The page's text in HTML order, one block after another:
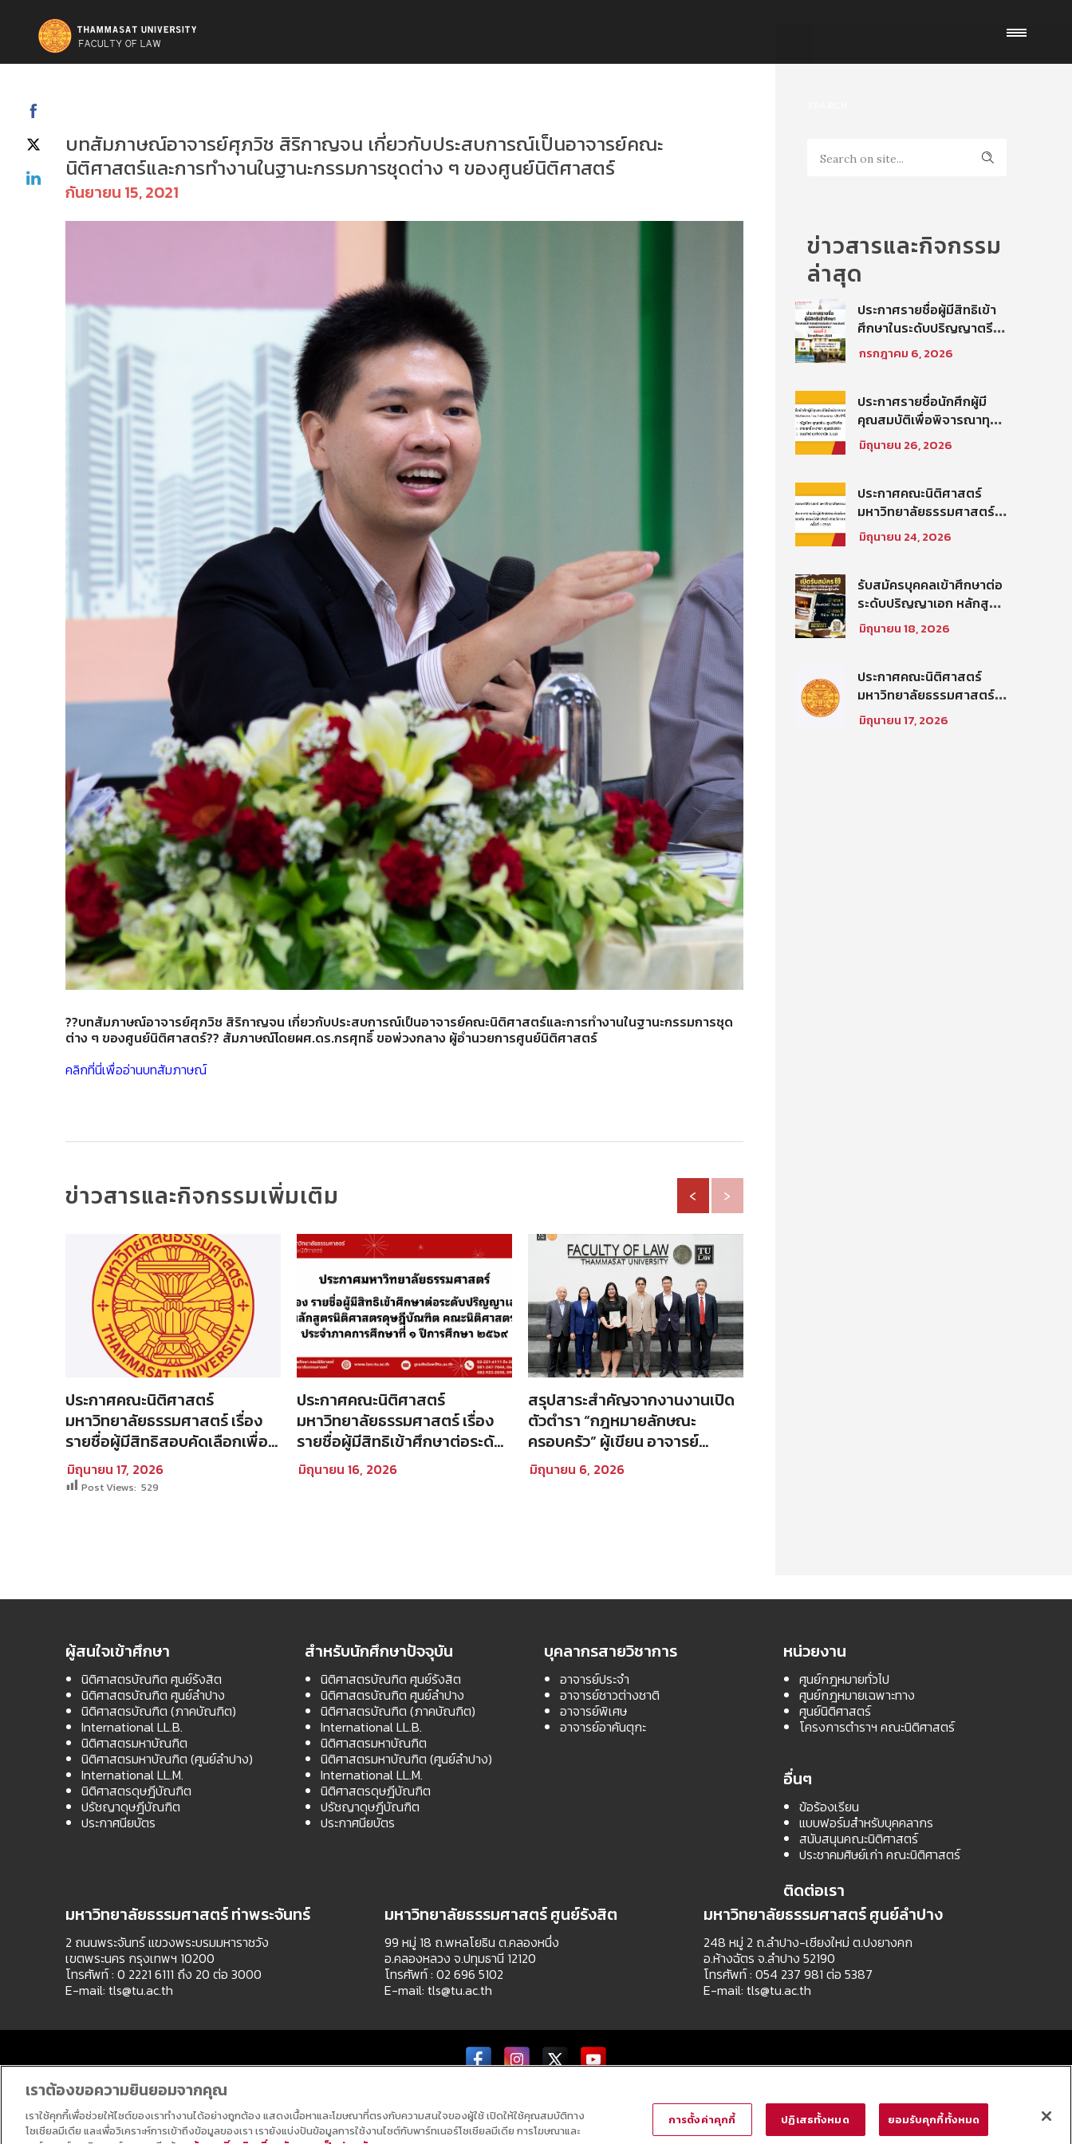
บทสัมภาษณ์อาจารย์ศุภวิช สิริกาญจน เกี่ยวกับประสบการณ์เป็นอาจารย์คณะ
นิติศาสตร์และการทำงานในฐานะกรรมการชุดต่าง ๆ ของศูนย์นิติศาสตร์
กันยายน 15, 2021
??บทสัมภาษณ์อาจารย์ศุภวิช สิริกาญจน เกี่ยวกับประสบการณ์เป็นอาจารย์คณะนิติศาสตร์และการทำงานในฐานะกรรมการชุด
ต่าง ๆ ของศูนย์นิติศาสตร์?? สัมภาษณ์โดยผศ.ดร.กรศุทธิ์ ขอพ่วงกลาง ผู้อำนวยการศูนย์นิติศาสตร์
คลิกที่นี่เพื่ออ่านบทสัมภาษณ์
ข่าวสารและกิจกรรมเพิ่มเติม
ประกาศคณะนิติศาสตร์
มหาวิทยาลัยธรรมศาสตร์ เรื่อง
รายชื่อผู้มีสิทธิสอบคัดเลือกเพื่อ
เข้าศึกษาในโครงการนิติศาสตร์
ภาคบัณฑิต ท่าพระจันทร์ คณะ
มิถุนายน 17, 2026
ประกาศคณะนิติศาสตร์
มหาวิทยาลัยธรรมศาสตร์ เรื่อง
รายชื่อผู้มีสิทธิเข้าศึกษาต่อระดับ
ปริญญาเอก หลักสูตรนิติศาสตร
ดุษฎีบัณฑิต คณะนิติศาสตร์
มิถุนายน 16, 2026
สรุปสาระสำคัญจากงานงานเปิด
ตัวตำรา “กฎหมายลักษณะ
ครอบครัว” ผู้เขียน อาจารย์
มาติกา วินิจสร ตอนที่ 2
มิถุนายน 6, 2026
‹ ›
Post Views: 529
ข่าวสารและกิจกรรม
ล่าสุด
ประกาศรายชื่อผู้มีสิทธิเข้า
ศึกษาในระดับปริญญาตรี
โครงการนิติศาสตร์ภาค
บัณฑิต ท่าพระจันทร์ คณะ
ธรรมศาสตร์ ปีการศึกษา
2569 รอบที่ 2
กรกฎาคม 6, 2026
ประกาศรายชื่อนักศึกผู้มี
คุณสมบัติเพื่อพิจารณาทุน
โครงการ Thammasat–
Baker McKenzie Tax
ศึกษา 2569
มิถุนายน 26, 2026
ประกาศคณะนิติศาสตร์
มหาวิทยาลัยธรรมศาสตร์
เรื่อง ประกาศรายชื่อผู้มี
สิทธิสอบคัดเลือกให้เป็น
นิติศาสตร์) สายวิชาการ
ประเภทนักวิจัย ครั้งที่
1/2569
มิถุนายน 24, 2026
รับสมัครบุคคลเข้าศึกษาต่อ
ระดับปริญญาเอก หลักสูตร
นิติศาสตรดุษฎีบัณฑิต คณะ
นิติศาสตร์ มหาวิทยาลัย
การศึกษา ที่ 2 ปีการศึกษา
2569
มิถุนายน 18, 2026
ประกาศคณะนิติศาสตร์
มหาวิทยาลัยธรรมศาสตร์
เรื่อง รายชื่อผู้มีสิทธิสอบคัด
เลือกเพื่อเข้าศึกษาใน
มิถุนายน 17, 2026
ผู้สนใจเข้าศึกษา
นิติศาสตรบัณฑิต ศูนย์รังสิต
นิติศาสตรบัณฑิต ศูนย์ลำปาง
นิติศาสตรบัณฑิต (ภาคบัณฑิต)
International LL.B.
นิติศาสตรมหาบัณฑิต
นิติศาสตรมหาบัณฑิต (ศูนย์ลำปาง)
International LL.M.
นิติศาสตรดุษฎีบัณฑิต
ปรัชญาดุษฎีบัณฑิต
ประกาศนียบัตร
สำหรับนักศึกษาปัจจุบัน
นิติศาสตรบัณฑิต ศูนย์รังสิต
นิติศาสตรบัณฑิต ศูนย์ลำปาง
นิติศาสตรบัณฑิต (ภาคบัณฑิต)
International LL.B.
นิติศาสตรมหาบัณฑิต
นิติศาสตรมหาบัณฑิต (ศูนย์ลำปาง)
International LL.M.
นิติศาสตรดุษฎีบัณฑิต
ปรัชญาดุษฎีบัณฑิต
ประกาศนียบัตร
บุคลากรสายวิชาการ
อาจารย์ประจำ
อาจารย์ชาวต่างชาติ
อาจารย์พิเศษ
อาจารย์อาคันตุกะ
หน่วยงาน
ศูนย์กฎหมายทั่วไป
ศูนย์กฎหมายเฉพาะทาง
ศูนย์นิติศาสตร์
โครงการตำราฯ คณะนิติศาสตร์
อื่นๆ
ข้อร้องเรียน
แบบฟอร์มสำหรับบุคคลากร
สนับสนุนคณะนิติศาสตร์
ประชาคมศิษย์เก่า คณะนิติศาสตร์
ติดต่อเรา
มหาวิทยาลัยธรรมศาสตร์ ท่าพระจันทร์
2 ถนนพระจันทร์ แขวงพระบรมมหาราชวัง
เขตพระนคร กรุงเทพฯ 10200
โทรศัพท์ : 0 2221 6111 ถึง 20 ต่อ 3000
E-mail: tls@tu.ac.th
มหาวิทยาลัยธรรมศาสตร์ ศูนย์รังสิต
99 หมู่ 18 ถ.พหลโยธิน ต.คลองหนึ่ง
อ.คลองหลวง จ.ปทุมธานี 12120
โทรศัพท์ : 02 696 5102
E-mail: tls@tu.ac.th
มหาวิทยาลัยธรรมศาสตร์ ศูนย์ลำปาง
248 หมู่ 2 ถ.ลำปาง-เชียงใหม่ ต.ปงยางคก
อ.ห้างฉัตร จ.ลำปาง 52190
โทรศัพท์ : 054 237 981 ต่อ 5387
E-mail: tls@tu.ac.th
เราต้องขอความยินยอมจากคุณ
เราใช้คุกกี้เพื่อช่วยให้ไซต์ของเราทำงานได้อย่างถูกต้อง แสดงเนื้อหาและโฆษณาที่ตรงกับความสนใจของผู้ใช้ เปิดให้ใช้คุณสมบัติทาง
โซเชียลมีเดีย และเพื่อวิเคราะห์การเข้าถึงข้อมูลของเรา เรายังแบ่งปันข้อมูลการใช้งานไซต์กับพาร์ทเนอร์โซเชียลมีเดีย การโฆษณาและ
การตั้งค่าคุกกี้ ปฏิเสธทั้งหมด ยอมรับคุกกี้ทั้งหมด